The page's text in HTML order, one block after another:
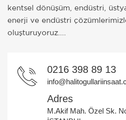
kentsel dönüşüm, endüstri,
enerji ve endüstri
oluşturuyoruz....
0216 398 89 13
Adres
M.Akif Mah. Özel Sk.